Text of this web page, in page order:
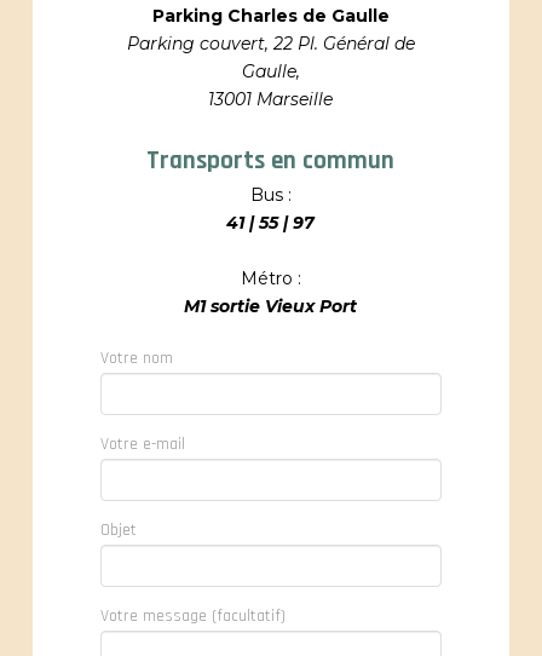
Parking Charles de Gaulle
Parking couvert, 22 Pl. Général de
Gaulle,
13001 Marseille
Transports en commun
Bus :
41 | 55 | 97
Métro :
M1 sortie Vieux Port
Votre nom
Votre e-mail
Objet
Votre message (facultatif)